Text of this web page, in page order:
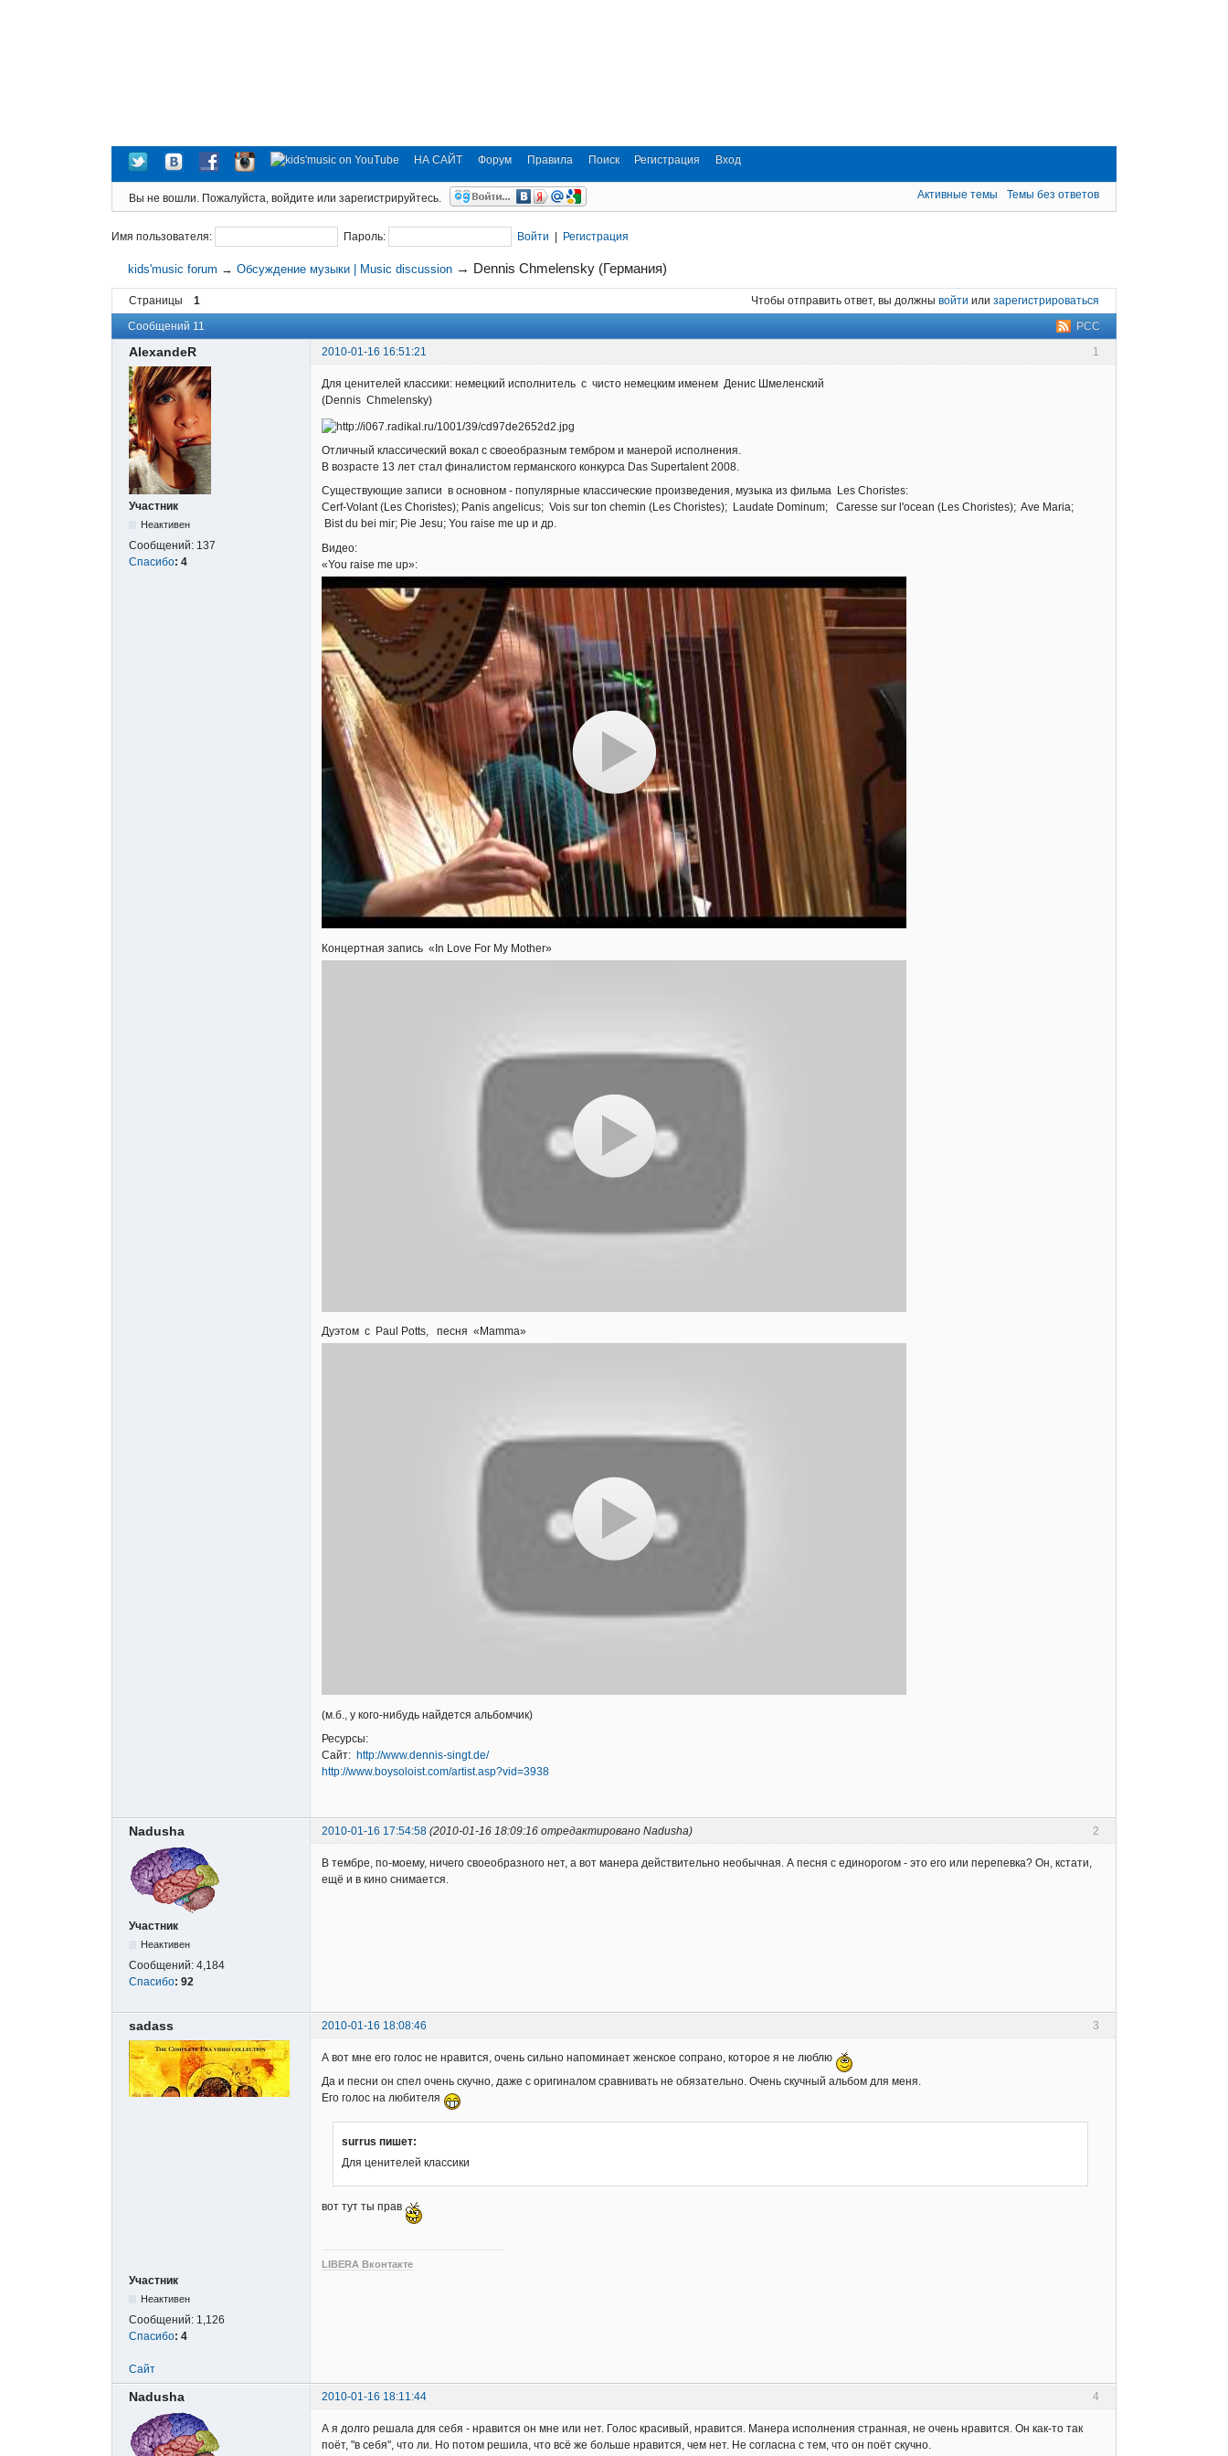
НА САЙТ Форум Правила Поиск Регистрация Вход
Вы не вошли. Пожалуйста, войдите или зарегистрируйтесь. Активные темы Темы без ответов
Имя пользователя: Пароль: Войти | Регистрация
kids'music forum →Обсуждение музыки | Music discussion → Dennis Chmelensky (Германия)
Страницы 1 Чтобы отправить ответ, вы должны войти или зарегистрироваться
РСС
Сообщений 11
1
AlexandeR 2010-01-16 16:51:21
Участник
Неактивен
Сообщений: 137
Спасибо: 4
Для ценителей классики: немецкий исполнитель с чисто немецким именем Денис Шмеленский
(Dennis Chmelensky)
Отличный классический вокал с своеобразным тембром и манерой исполнения.
В возрасте 13 лет стал финалистом германского конкурса Das Supertalent 2008.
Существующие записи в основном - популярные классические произведения, музыка из фильма Les Choristes:
Cerf-Volant (Les Choristes); Panis angelicus; Vois sur ton chemin (Les Choristes); Laudate Dominum; Caresse sur l'ocean (Les Choristes); Ave Maria;
Bist du bei mir; Pie Jesu; You raise me up и др.
Видео:
«You raise me up»:
Концертная запись «In Love For My Mother»
Дуэтом с Paul Potts, песня «Mamma»
(м.б., у кого-нибудь найдется альбомчик)
Ресурсы:
Сайт: http://www.dennis-singt.de/
http://www.boysoloist.com/artist.asp?vid=3938
2
Nadusha 2010-01-16 17:54:58 (2010-01-16 18:09:16 отредактировано Nadusha)
Участник
Неактивен
Сообщений: 4,184
Спасибо: 92
В тембре, по-моему, ничего своеобразного нет, а вот манера действительно необычная. А песня с единорогом - это его или перепевка? Он, кстати,
ещё и в кино снимается.
3
sadass 2010-01-16 18:08:46
Участник
Неактивен
Сообщений: 1,126
Спасибо: 4
А вот мне его голос не нравится, очень сильно напоминает женское сопрано, которое я не люблю
Да и песни он спел очень скучно, даже с оригиналом сравнивать не обязательно. Очень скучный альбом для меня.
Его голос на любителя
surrus пишет:
Для ценителей классики
вот тут ты прав
LIBERA Вконтакте
Сайт
4
Nadusha 2010-01-16 18:11:44
А я долго решала для себя - нравится он мне или нет. Голос красивый, нравится. Манера исполнения странная, не очень нравится. Он как-то так
поёт, "в себя", что ли. Но потом решила, что всё же больше нравится, чем нет. Не согласна с тем, что он поёт скучно.